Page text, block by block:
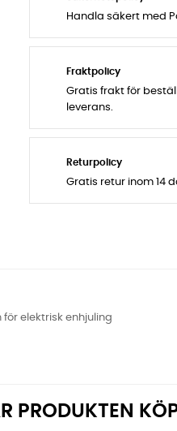
Handla säkert med
Fraktpolicy
Gratis frakt för
leverans.
Returpolicy
Gratis retur inom 14
för elektrisk enhjuling
PRODUKTEN